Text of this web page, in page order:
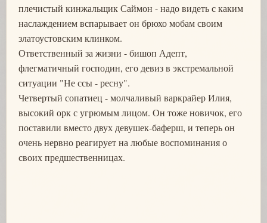
плечистый кинжальщик Саймон - надо видеть с каким
наслаждением вспарывает он брюхо мобам своим
златоустовским клинком.
Ответственный за жизни - бишоп Адепт,
флегматичный господин, его девиз в экстремальной
ситуации "Не ссы - ресну".
Четвертый сопатиец - молчаливый варкрайер Илия,
высокий орк с угрюмым лицом. Он тоже новичок, его
поставили вместо двух девушек-баферш, и теперь он
очень нервно реагирует на любые воспоминания о
своих предшественницах.